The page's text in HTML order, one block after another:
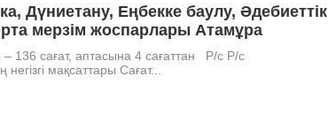
Дүниетану, Еңбекке баулу, Әдебиеттік
мерзім жоспарлары Атамұра
– 136 сағат, аптасына 4 сағаттан Р/с Р/с
мақсаттары Сағат...